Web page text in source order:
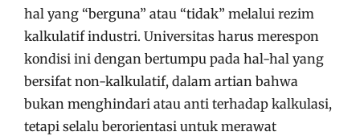
hal yang “berguna” atau “tidak” melalui rezim
kalkulatif industri. Universitas harus merespon
kondisi ini dengan bertumpu pada hal-hal yang
bersifat non-kalkulatif, dalam artian bahwa
bukan menghindari atau anti terhadap kalkulasi,
tetapi selalu berorientasi untuk merawat